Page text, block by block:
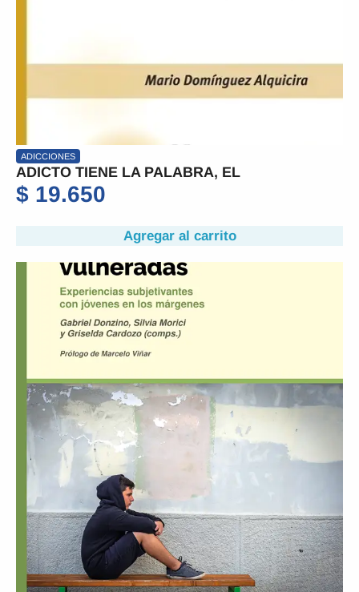
ADICCIONES
ADICTO TIENE LA PALABRA, EL
$ 19.650
Agregar al carrito